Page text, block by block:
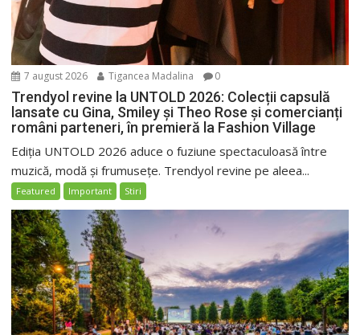
7 august 2026 Tigancea Madalina 0
Trendyol revine la UNTOLD 2026: Colecții capsulă
lansate cu Gina, Smiley și Theo Rose și comercianți
români parteneri, în premieră la Fashion Village
Ediția UNTOLD 2026 aduce o fuziune spectaculoasă între
muzică, modă și frumusețe. Trendyol revine pe aleea...
Featured Important Stiri